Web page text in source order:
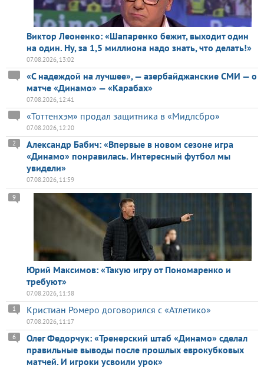
Виктор Леоненко: «Шапаренко бежит, выходит один
на один. Ну, за 1,5 миллиона надо знать, что делать!»
07.08.2026, 13:02
«С надеждой на лучшее», — азербайджанские СМИ — о
матче «Динамо» — «Карабах»
07.08.2026, 12:41
«Тоттенхэм» продал защитника в «Мидлсбро»
07.08.2026, 12:20
Александр Бабич: «Впервые в новом сезоне игра
«Динамо» понравилась. Интересный футбол мы
увидели»
2
07.08.2026, 11:59
Юрий Максимов: «Такую игру от Пономаренко и
требуют»
9
07.08.2026, 11:38
Кристиан Ромеро договорился с «Атлетико»
1
07.08.2026, 11:17
Олег Федорчук: «Тренерский штаб «Динамо» сделал
правильные выводы после прошлых еврокубковых
матчей. И игроки усвоили урок»
6